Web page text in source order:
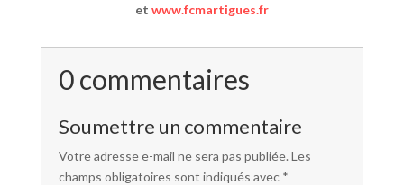
et www.fcmartigues.fr
0 commentaires
Soumettre un commentaire
Votre adresse e-mail ne sera pas publiée. Les
champs obligatoires sont indiqués avec *